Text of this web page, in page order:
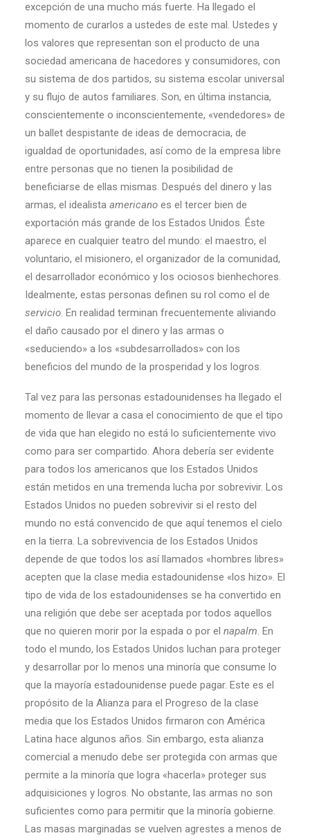
excepción de una mucho más fuerte. Ha llegado el
momento de curarlos a ustedes de este mal. Ustedes y
los valores que representan son el producto de una
sociedad americana de hacedores y consumidores, con
su sistema de dos partidos, su sistema escolar universal
y su flujo de autos familiares. Son, en última instancia,
conscientemente o inconscientemente, «vendedores» de
un ballet despistante de ideas de democracia, de
igualdad de oportunidades, así como de la empresa libre
entre personas que no tienen la posibilidad de
beneficiarse de ellas mismas. Después del dinero y las
armas, el idealista americano es el tercer bien de
exportación más grande de los Estados Unidos. Éste
aparece en cualquier teatro del mundo: el maestro, el
voluntario, el misionero, el organizador de la comunidad,
el desarrollador económico y los ociosos bienhechores.
Idealmente, estas personas definen su rol como el de
servicio. En realidad terminan frecuentemente aliviando
el daño causado por el dinero y las armas o
«seduciendo» a los «subdesarrollados» con los
beneficios del mundo de la prosperidad y los logros.
Tal vez para las personas estadounidenses ha llegado el
momento de llevar a casa el conocimiento de que el tipo
de vida que han elegido no está lo suficientemente vivo
como para ser compartido. Ahora debería ser evidente
para todos los americanos que los Estados Unidos
están metidos en una tremenda lucha por sobrevivir. Los
Estados Unidos no pueden sobrevivir si el resto del
mundo no está convencido de que aquí tenemos el cielo
en la tierra. La sobrevivencia de los Estados Unidos
depende de que todos los así llamados «hombres libres»
acepten que la clase media estadounidense «los hizo». El
tipo de vida de los estadounidenses se ha convertido en
una religión que debe ser aceptada por todos aquellos
que no quieren morir por la espada o por el napalm. En
todo el mundo, los Estados Unidos luchan para proteger
y desarrollar por lo menos una minoría que consume lo
que la mayoría estadounidense puede pagar. Este es el
propósito de la Alianza para el Progreso de la clase
media que los Estados Unidos firmaron con América
Latina hace algunos años. Sin embargo, esta alianza
comercial a menudo debe ser protegida con armas que
permite a la minoría que logra «hacerla» proteger sus
adquisiciones y logros. No obstante, las armas no son
suficientes como para permitir que la minoría gobierne.
Las masas marginadas se vuelven agrestes a menos de